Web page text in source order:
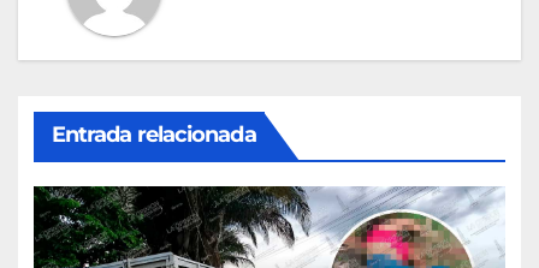
Entrada relacionada